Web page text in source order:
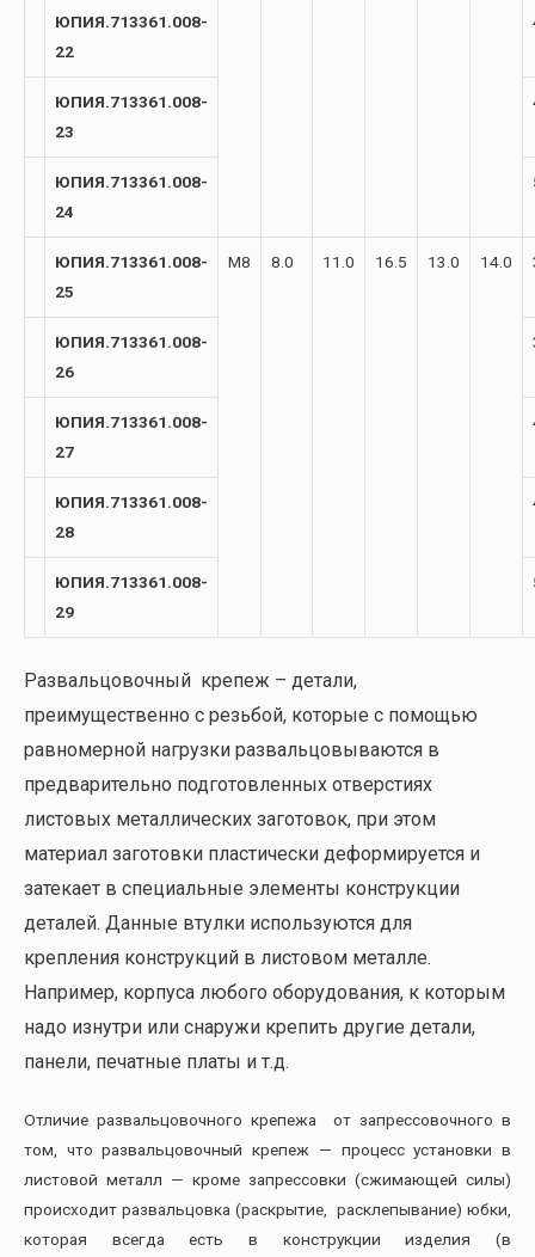
ЮПИЯ.713361.008-
22
ЮПИЯ.713361.008-
23
ЮПИЯ.713361.008-
24
ЮПИЯ.713361.008-
25
М8 8.0 11.0 16.5 13.0 14.0
ЮПИЯ.713361.008-
26
ЮПИЯ.713361.008-
27
ЮПИЯ.713361.008-
28
ЮПИЯ.713361.008-
29
Развальцовочный крепеж – детали,
преимущественно с резьбой, которые с помощью
равномерной нагрузки развальцовываются в
предварительно подготовленных отверстиях
листовых металлических заготовок, при этом
материал заготовки пластически деформируется и
затекает в специальные элементы конструкции
деталей. Данные втулки используются для
крепления конструкций в листовом металле.
Например, корпуса любого оборудования, к которым
надо изнутри или снаружи крепить другие детали,
панели, печатные платы и т.д.
Отличие развальцовочного крепежа от запрессовочного в
том, что развальцовочный крепеж — процесс установки в
листовой металл — кроме запрессовки (сжимающей силы)
происходит развальцовка (раскрытие, расклепывание) юбки,
которая всегда есть в конструкции изделия (в